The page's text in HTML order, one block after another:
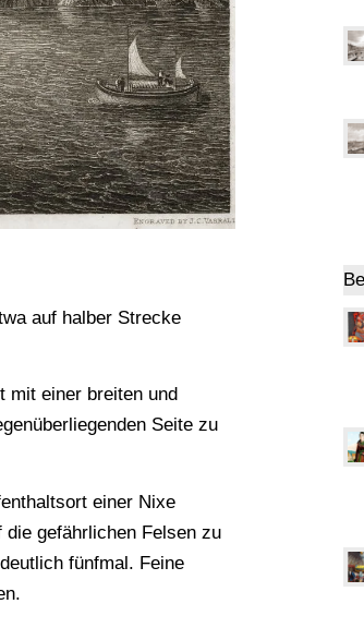
auf halber Strecke
mit einer breiten und
Seite zu
einer Nixe
gefährlichen Felsen zu
fünfmal. Feine